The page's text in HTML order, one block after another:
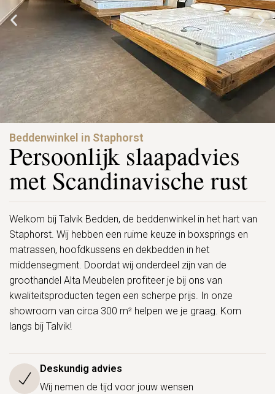
Beddenwinkel in Staphorst
Persoonlijk slaapadvies
met Scandinavische rust
Welkom bij Talvik Bedden, de beddenwinkel in het hart van
Staphorst. Wij hebben een ruime keuze in boxsprings en
matrassen, hoofdkussens en dekbedden in het
middensegment. Doordat wij onderdeel zijn van de
groothandel Alta Meubelen profiteer je bij ons van
kwaliteitsproducten tegen een scherpe prijs. In onze
showroom van circa 300 m² helpen we je graag. Kom
langs bij Talvik!
Deskundig advies
Wij nemen de tijd voor jouw wensen